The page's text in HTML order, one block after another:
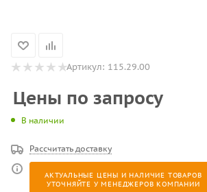
Артикул: 115.29.00
Цены по запросу
В наличии
Рассчитать доставку
АКТУАЛЬНЫЕ ЦЕНЫ И НАЛИЧИЕ ТОВАРОВ
УТОЧНЯЙТЕ У МЕНЕДЖЕРОВ КОМПАНИИ